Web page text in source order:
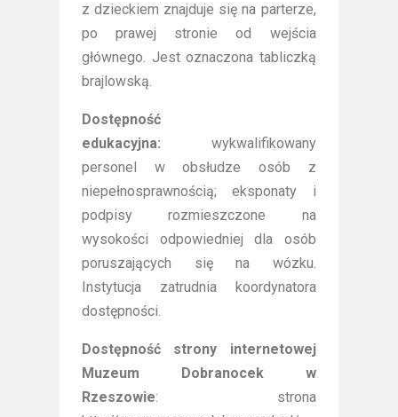
z dzieckiem znajduje się na parterze,
po prawej stronie od wejścia
głównego. Jest oznaczona tabliczką
brajlowską.
Dostępność
edukacyjna: wykwalifikowany
personel w obsłudze osób z
niepełnosprawnością; eksponaty i
podpisy rozmieszczone na
wysokości odpowiedniej dla osób
poruszających się na wózku.
Instytucja zatrudnia koordynatora
dostępności.
Dostępność strony internetowej
Muzeum Dobranocek w
Rzeszowie: strona